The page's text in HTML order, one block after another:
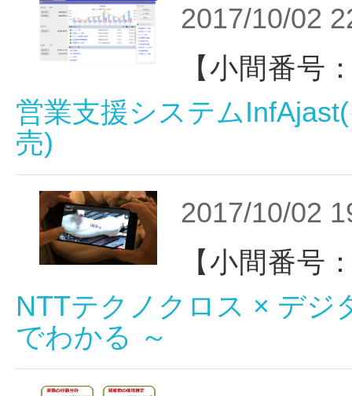
2017/10/02
【小間番号
営業支援システム
売)
2017/10/02
【小間番号
NTTテクノクロス × デ
でわかる ～